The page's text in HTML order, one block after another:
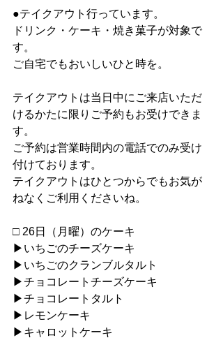
●テイクアウト行っています。
ドリンク・ケーキ・焼き菓子が対象で
す。
ご自宅でもおいしいひと時を。
テイクアウトは当日中にご来店いただ
けるかたに限りご予約もお受けできま
す。
ご予約は営業時間内の電話でのみ受け
付けております。
テイクアウトはひとつからでもお気が
ねなくご利用くださいね。
□ 26日（月曜）のケーキ
▶︎いちごのチーズケーキ
▶︎いちごのクランブルタルト
▶︎チョコレートチーズケーキ
▶︎チョコレートタルト
▶︎レモンケーキ
▶︎キャロットケーキ